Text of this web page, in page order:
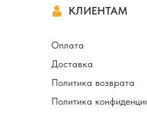
КЛИЕНТАМ
Оплата
Политика возврата
Доставка
Политика